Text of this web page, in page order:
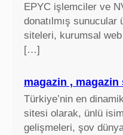
EPYC işlemciler ve
donatılmış
siteleri, kurumsal
[…]
magazin ,
Türkiye’nin en
sitesi olarak, ünlü
gelişmeleri, şov